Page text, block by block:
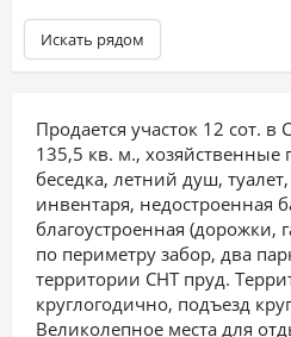
Искать рядом
Продается участок 12 сот. в
135,5 кв. м., хозяйственные
беседка, летний душ,
инвентаря, недостроенная
благоустроенная (дорожки,
по периметру забор, два
территории СНТ пруд.
круглогодично, подъезд